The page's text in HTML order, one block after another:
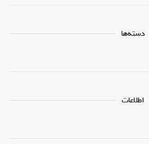
دسته‌ها
اطلاعات